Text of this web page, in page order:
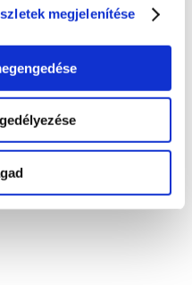
megjelenítése